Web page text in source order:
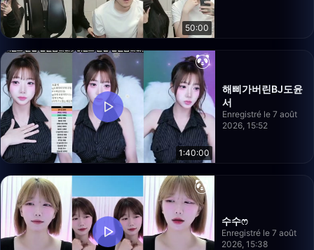
50:00
1:40:00
해삐가버린BJ도윤
서
Enregistré le 7 août
2026, 15:52
수수ෆ
Enregistré le 7 août
2026, 15:38